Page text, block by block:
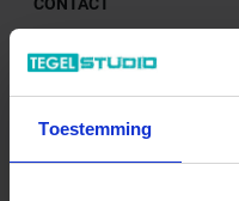
Toestemming
Nederland, Limburg
Spoorstraat 61
5865 AG Tienray